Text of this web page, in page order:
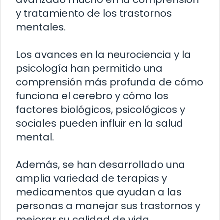
y tratamiento de los trastornos
mentales.
Los avances en la neurociencia y la
psicología han permitido una
comprensión más profunda de cómo
funciona el cerebro y cómo los
factores biológicos, psicológicos y
sociales pueden influir en la salud
mental.
Además, se han desarrollado una
amplia variedad de terapias y
medicamentos que ayudan a las
personas a manejar sus trastornos y